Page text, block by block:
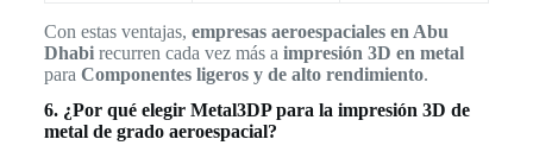
Con estas ventajas, empresas aeroespaciales en Abu
Dhabirecurren cada vez más a impresión 3D en metal
para Componentes ligeros y de alto rendimiento.
6. ¿Por qué elegir Metal3DP para la impresión 3D de
metal de grado aeroespacial?